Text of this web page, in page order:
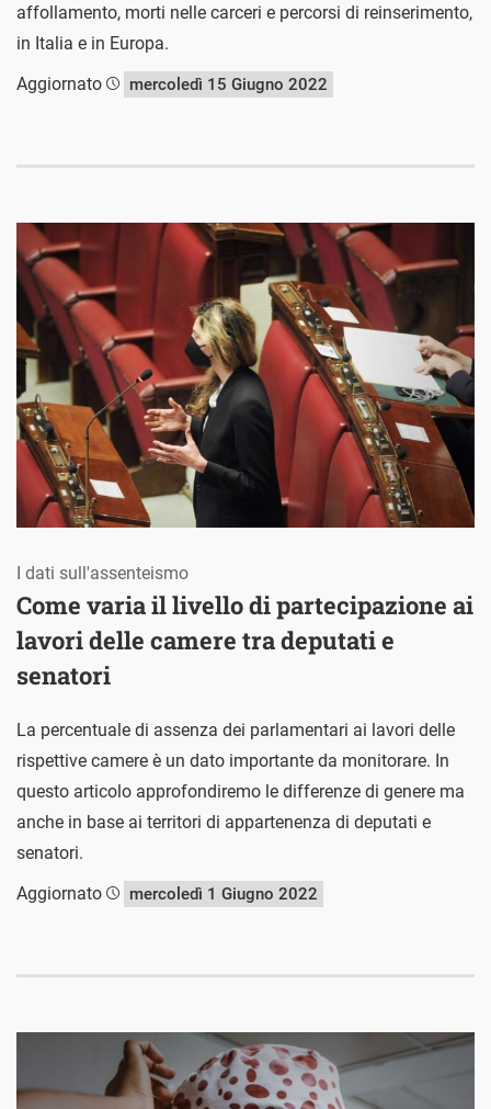
affollamento, morti nelle carceri e percorsi di reinserimento,
in Italia e in Europa.
Aggiornato
mercoledì 15 Giugno 2022
Come varia il livello di partecipazione ai
lavori delle camere tra deputati e
senatori
I dati sull'assenteismo
La percentuale di assenza dei parlamentari ai lavori delle
rispettive camere è un dato importante da monitorare. In
questo articolo approfondiremo le differenze di genere ma
anche in base ai territori di appartenenza di deputati e
senatori.
Aggiornato
mercoledì 1 Giugno 2022